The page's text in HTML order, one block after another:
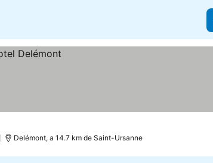
Delémont, a 14.7 km de Saint-Ursanne